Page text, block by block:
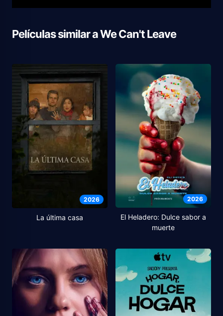
Películas similar aWe Can't Leave
2026
La última casa
2026
El Heladero: Dulce sabor a
muerte